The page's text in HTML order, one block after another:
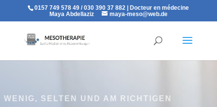
0157 749 578 49 / 030 390 37 882 | Docteur en médecine
Maya Abdellaziz
maya-meso@web.de
WENIG, SELTEN UND AM RICHTIGEN